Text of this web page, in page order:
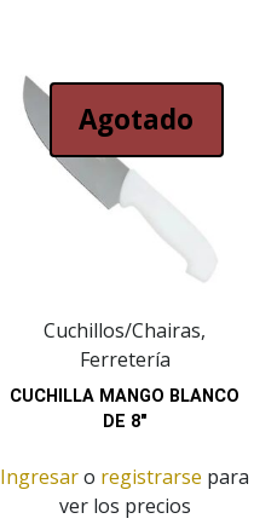
Agotado
Cuchillos/Chairas,
Ferretería
CUCHILLA MANGO BLANCO
DE 8″
Ingresaro registrarse para
ver los precios